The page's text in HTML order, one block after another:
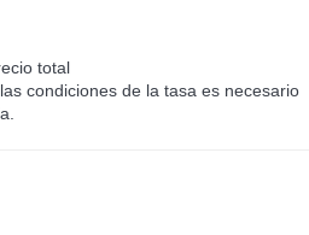
total
condiciones de la tasa es necesario